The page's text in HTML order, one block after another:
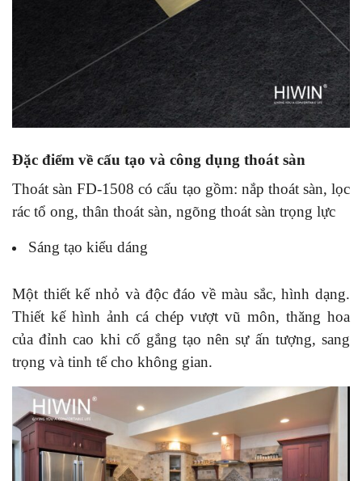
Đặc điểm về cấu tạo và công dụng thoát sàn
Thoát sàn FD-1508 có cấu tạo gồm: nắp thoát sàn, lọc
rác tổ ong, thân thoát sàn, ngõng thoát sàn trọng lực
Sáng tạo kiểu dáng
Một thiết kế nhỏ và độc đáo về màu sắc, hình dạng.
Thiết kế hình ảnh cá chép vượt vũ môn, thăng hoa
của đỉnh cao khi cố gắng tạo nên sự ấn tượng, sang
trọng và tinh tế cho không gian.